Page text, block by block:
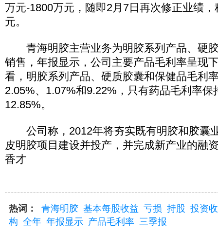
万元-1800万元，随即2月7日再次修正业绩
元。
青海明胶主营业务为明胶系列产品、硬
销售，年报显示，公司主要产品毛利率呈现
看，明胶系列产品、硬质胶囊和保健品毛利
2.05%、1.07%和9.22%，只有药品毛利率保
12.85%。
公司称，2012年将夯实既有明胶和胶囊
皮明胶项目建设并投产，并完成新产业的融
香才
热词： 青海明胶 基本每股收益 亏损 持股 投资
构 全年 年报显示 产品毛利率 三季报